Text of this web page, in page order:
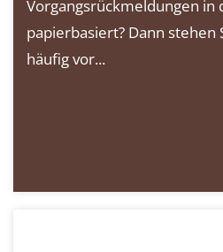
Vorgangsrückmeldungen in
papierbasiert? Dann stehen
häufig vor...